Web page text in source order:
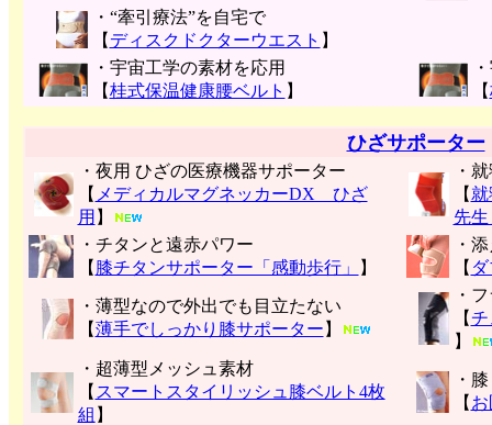
・“牽引療法”を自宅で
【 ディスクドクターウエスト 】
・宇宙工学の素材を応用
【桂式保温健康腰ベルト 】
【
ひざサポーター
・夜用 ひざの医療機器サポーター
【 メディカルマグネッカーDX ひざ
用 】
・
【
先生
・チタンと遠赤パワー
【 膝チタンサポーター「感動歩行」 】
・
【
・薄型なので外出でも目立たない
【薄手でしっかり膝サポーター 】
・
【チ
】
・超薄型メッシュ素材
【 スマートスタイリッシュ膝ベルト4枚
組 】
・
【